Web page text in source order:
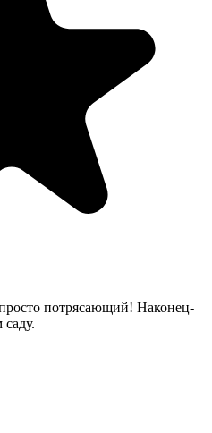
потрясающий! Наконец-